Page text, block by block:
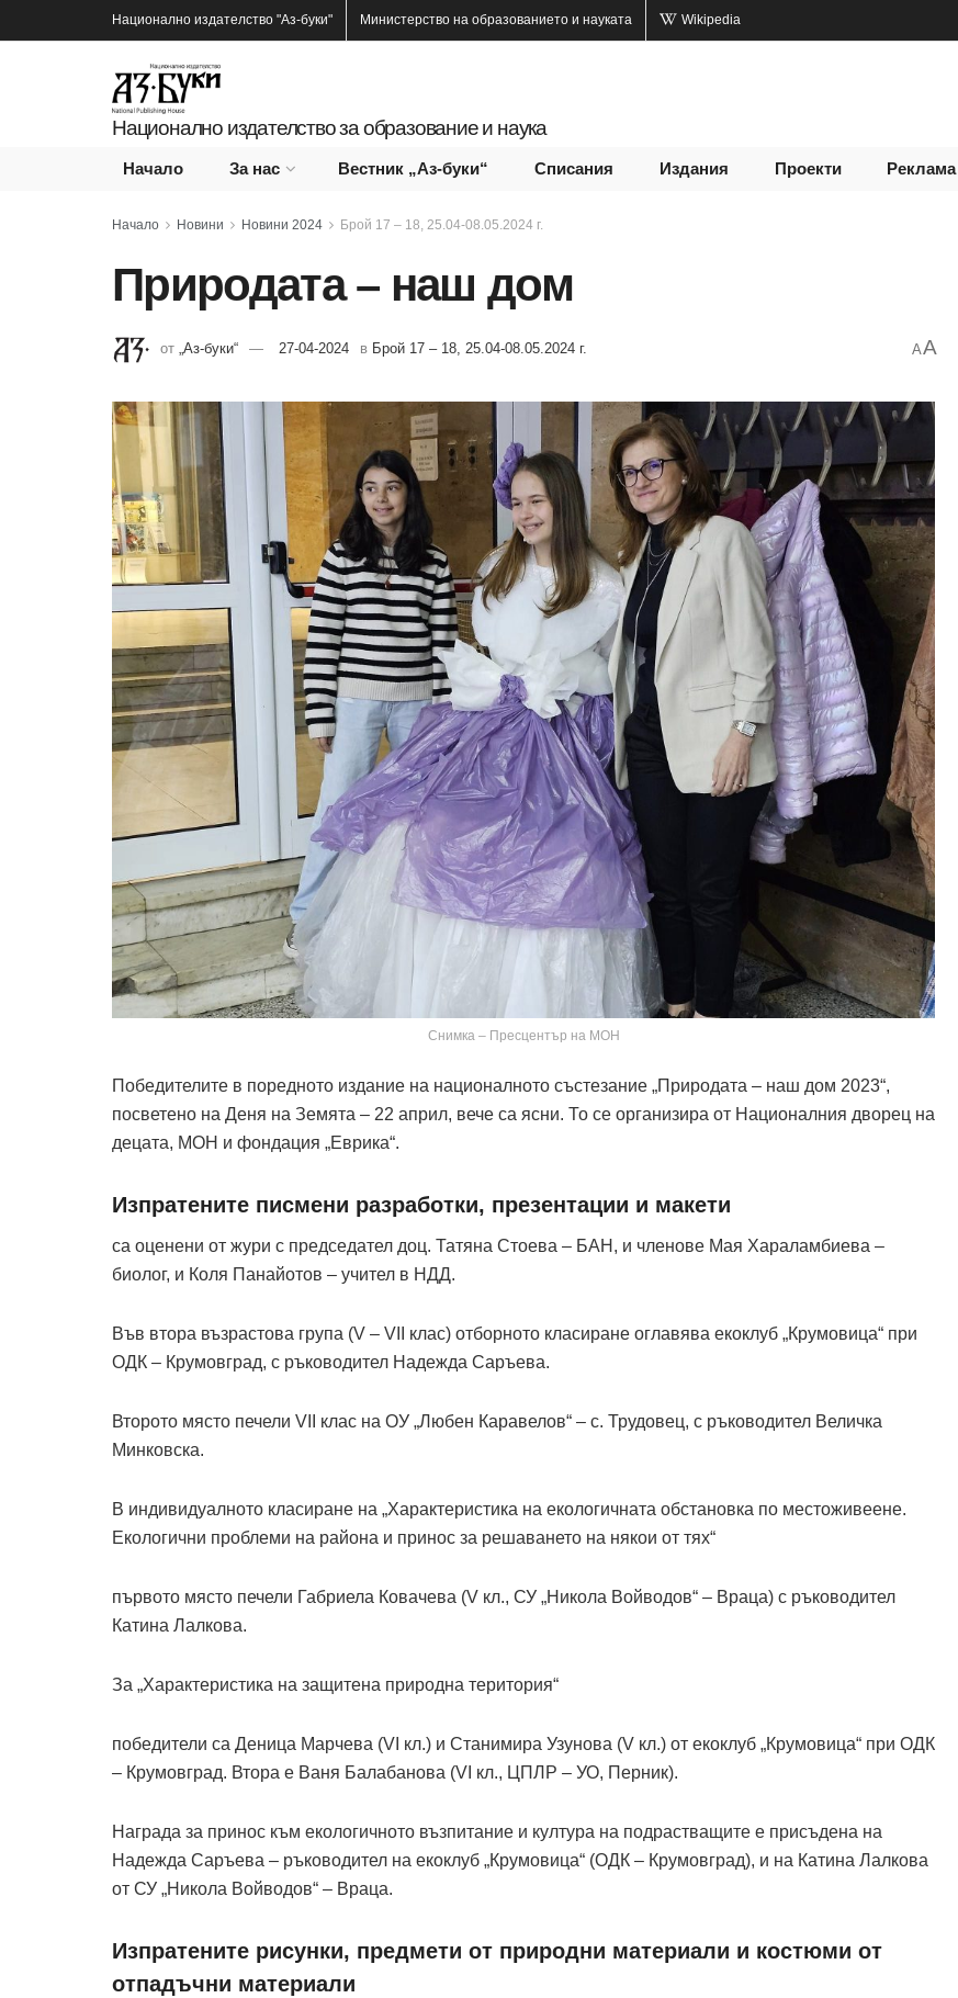
Национално издателство "Аз-буки" Министерство на образованието и науката Wikipedia
Национално издателство за образование и наука
Начало За нас Вестник „Аз-буки“ Списания Издания Проекти Реклама
Начало Новини Новини 2024 Брой 17 – 18, 25.04-08.05.2024 г.
Природата – наш дом
от „Аз-буки“ 27-04-2024 в Брой 17 – 18, 25.04-08.05.2024 г. AA
Снимка – Пресцентър на МОН
Победителите в поредното издание на националното състезание „Природата – наш дом 2023“,
посветено на Деня на Земята – 22 април, вече са ясни. То се организира от Националния дворец на
децата, МОН и фондация „Еврика“.
Изпратените писмени разработки, презентации и макети
са оценени от жури с председател доц. Татяна Стоева – БАН, и членове Мая Хараламбиева –
биолог, и Коля Панайотов – учител в НДД.
Във втора възрастова група (V – VII клас) отборното класиране оглавява екоклуб „Крумовица“ при
ОДК – Крумовград, с ръководител Надежда Саръева.
Второто място печели VII клас на ОУ „Любен Каравелов“ – с. Трудовец, с ръководител Величка
Минковска.
В индивидуалното класиране на „Характеристика на екологичната обстановка по местоживеене.
Екологични проблеми на района и принос за решаването на някои от тях“
първото място печели Габриела Ковачева (V кл., СУ „Никола Войводов“ – Враца) с ръководител
Катина Лалкова.
За „Характеристика на защитена природна територия“
победители са Деница Марчева (VI кл.) и Станимира Узунова (V кл.) от екоклуб „Крумовица“ при ОДК
– Крумовград. Втора е Ваня Балабанова (VI кл., ЦПЛР – УО, Перник).
Награда за принос към екологичното възпитание и култура на подрастващите е присъдена на
Надежда Саръева – ръководител на екоклуб „Крумовица“ (ОДК – Крумовград), и на Катина Лалкова
от СУ „Никола Войводов“ – Враца.
Изпратените рисунки, предмети от природни материали и костюми от
отпадъчни материали